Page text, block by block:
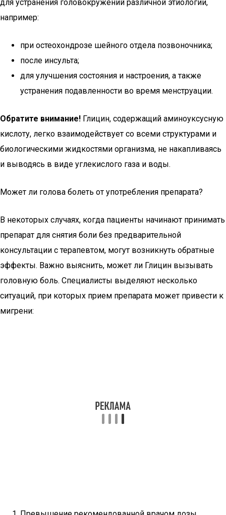
для устранения головокружений различной этиологии,
например:
при остеохондрозе шейного отдела позвоночника;
после инсульта;
для улучшения состояния и настроения, а также
устранения подавленности во время менструации.
Обратите внимание! Глицин, содержащий аминоуксусную
кислоту, легко взаимодействует со всеми структурами и
биологическими жидкостями организма, не накапливаясь
и выводясь в виде углекислого газа и воды.
Может ли голова болеть от употребления препарата?
В некоторых случаях, когда пациенты начинают принимать
препарат для снятия боли без предварительной
консультации с терапевтом, могут возникнуть обратные
эффекты. Важно выяснить, может ли Глицин вызывать
головную боль. Специалисты выделяют несколько
ситуаций, при которых прием препарата может привести к
мигрени: